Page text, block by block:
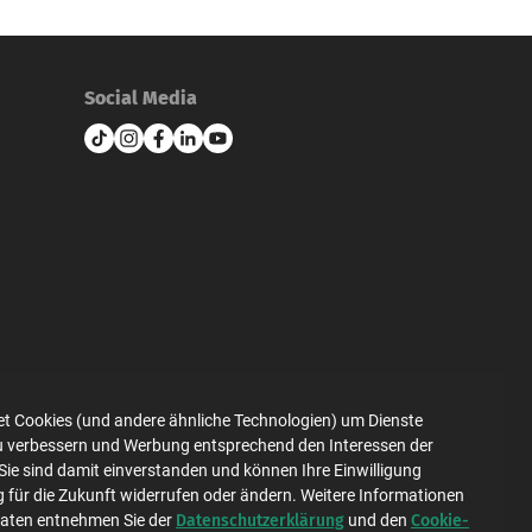
Social Media
DatenschutzImpressum
Cookies (und andere ähnliche Technologien) um Dienste
und Werbung entsprechend den Interessen der
sind damit einverstanden und können Ihre Einwilligung
für die Zukunft widerrufen oder ändern. Weitere Informationen
entnehmen Sie der Datenschutzerklärung und den Cookie-